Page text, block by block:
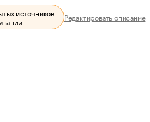
источников.
Редактировать описание